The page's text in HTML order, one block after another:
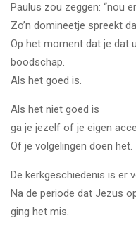
Paulus zou zeggen: “nou
Zo’n domineetje spreekt
Op het moment dat je dat
boodschap.
Als het goed is.
Als het niet goed is
ga je jezelf of je eigen
Of je volgelingen doen het.
De kerkgeschiedenis is er
Na de periode dat Jezus
ging het mis.